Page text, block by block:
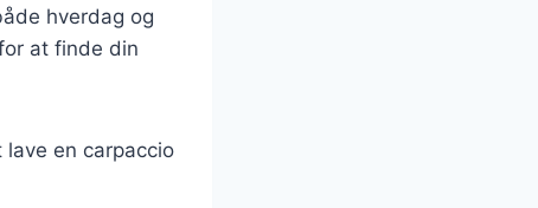
hverdag og
at finde din
en carpaccio